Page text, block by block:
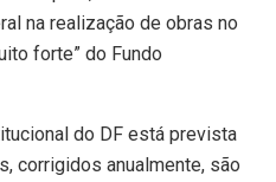
na realização de obras no
forte” do Fundo
do DF está prevista
corrigidos anualmente, são